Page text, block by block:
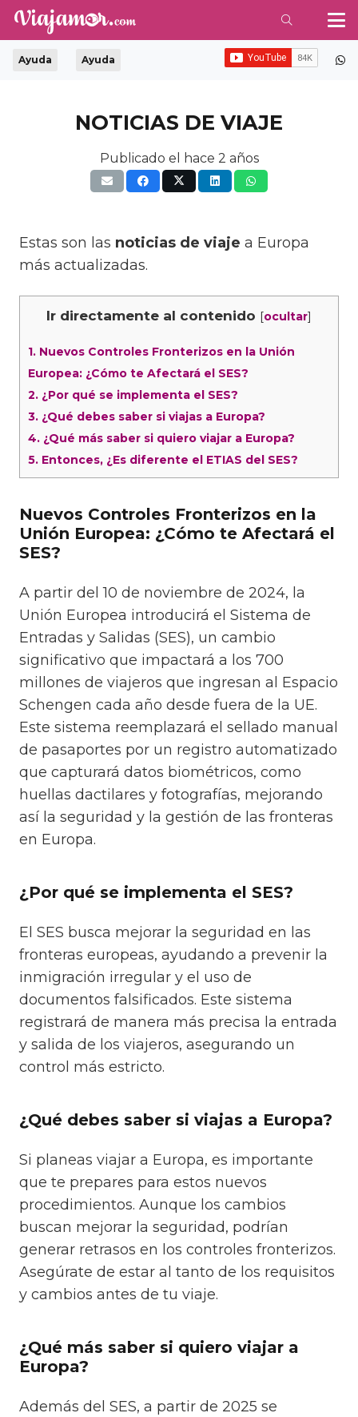
Ayuda Ayuda
NOTICIAS DE VIAJE
Publicado el hace 2 años
Estas son las noticias de viaje a Europa
más actualizadas.
Ir directamente al contenido [ocultar]
1. Nuevos Controles Fronterizos en la Unión
Europea: ¿Cómo te Afectará el SES?
2. ¿Por qué se implementa el SES?
3. ¿Qué debes saber si viajas a Europa?
4. ¿Qué más saber si quiero viajar a Europa?
5. Entonces, ¿Es diferente el ETIAS del SES?
Nuevos Controles Fronterizos en la
Unión Europea: ¿Cómo te Afectará el
SES?
A partir del 10 de noviembre de 2024, la
Unión Europea introducirá el Sistema de
Entradas y Salidas (SES), un cambio
significativo que impactará a los 700
millones de viajeros que ingresan al Espacio
Schengen cada año desde fuera de la UE.
Este sistema reemplazará el sellado manual
de pasaportes por un registro automatizado
que capturará datos biométricos, como
huellas dactilares y fotografías, mejorando
así la seguridad y la gestión de las fronteras
en Europa.
¿Por qué se implementa el SES?
El SES busca mejorar la seguridad en las
fronteras europeas, ayudando a prevenir la
inmigración irregular y el uso de
documentos falsificados. Este sistema
registrará de manera más precisa la entrada
y salida de los viajeros, asegurando un
control más estricto.
¿Qué debes saber si viajas a Europa?
Si planeas viajar a Europa, es importante
que te prepares para estos nuevos
procedimientos. Aunque los cambios
buscan mejorar la seguridad, podrían
generar retrasos en los controles fronterizos.
Asegúrate de estar al tanto de los requisitos
y cambios antes de tu viaje.
¿Qué más saber si quiero viajar a
Europa?
Además del SES, a partir de 2025 se